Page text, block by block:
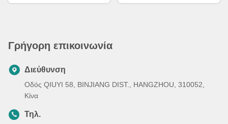
Γρήγορη επικοινωνία
Διεύθυνση
Οδός QIUYI 58, BINJIANG DIST., HANGZHOU, 310052,
Κίνα
Τηλ.